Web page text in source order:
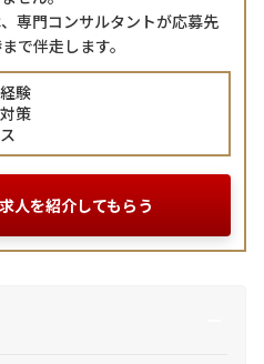
専門コンサルタントが応募先
で伴走します。
験
策
人を紹介してもらう